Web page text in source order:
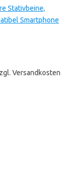
Stativbeine,
Smartphone
Versandkosten